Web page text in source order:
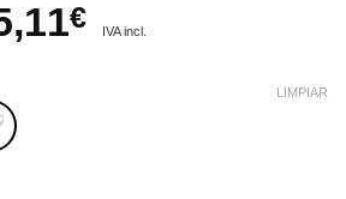
€ElIVA incl.
LIMPIAR